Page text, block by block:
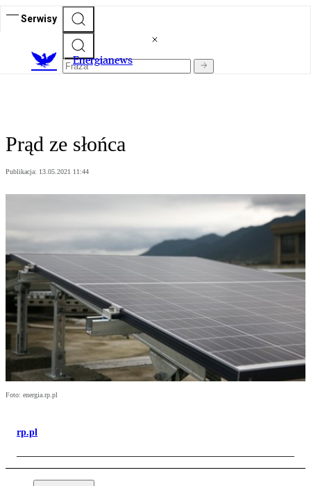
Serwisy
Energianews
Prąd ze słońca
Publikacja: 13.05.2021 11:44
Foto: energia.rp.pl
rp.pl